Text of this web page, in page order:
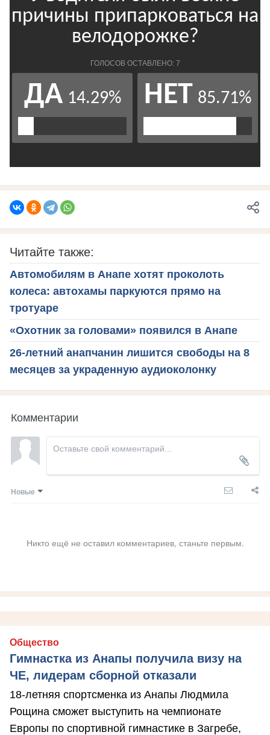
Читайте также:
Автомобилям в Анапе хотят проколоть
колеса: автохамы паркуются прямо на
тротуаре
«Охотник за головами» появился в Анапе
26-летний анапчанин лишится свободы на 8
месяцев за украденную аудиоколонку
Комментарии
Новые
Никто ещё не оставил комментариев, станьте первым.
Общество
Гимнастка из Анапы получила визу на
ЧЕ, лидерам сборной отказали
18-летняя спортсменка из Анапы Людмила
Рощина сможет выступить на чемпионате
Европы по спортивной гимнастике в Загребе,